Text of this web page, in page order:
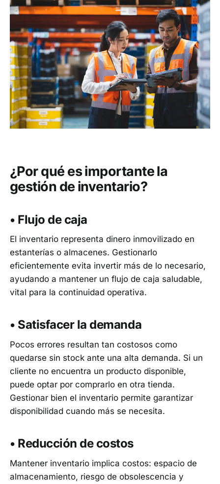
¿Por qué es importante la
gestión de inventario?
• Flujo de caja
El inventario representa dinero inmovilizado en
estanterías o almacenes. Gestionarlo
eficientemente evita invertir más de lo necesario,
ayudando a mantener un flujo de caja saludable,
vital para la continuidad operativa.
• Satisfacer la demanda
Pocos errores resultan tan costosos como
quedarse sin stock ante una alta demanda. Si un
cliente no encuentra un producto disponible,
puede optar por comprarlo en otra tienda.
Gestionar bien el inventario permite garantizar
disponibilidad cuando más se necesita.
• Reducción de costos
Mantener inventario implica costos: espacio de
almacenamiento, riesgo de obsolescencia y